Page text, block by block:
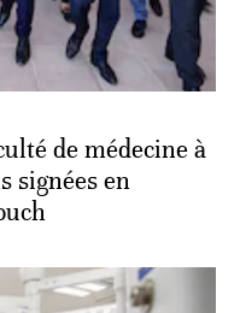
de médecine à
signées en